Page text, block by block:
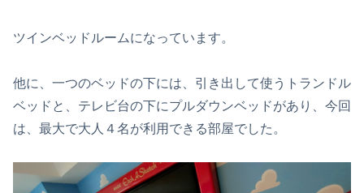
ツインベッドルームになっています。
他に、一つのベッドの下には、引き出して使うトランドル
ベッドと、テレビ台の下にプルダウンベッドがあり、今回
は、最大で大人４名が利用できる部屋でした。